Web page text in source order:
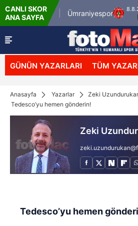
CANLI SKOR
ANA SAYFA
İstanbulspor Ümraniyespor
GÜNÜN YAZARLARI TÜM
Anasayfa Yazarlar
Zeki
Tedesco’yu hemen gönderin!
Zeki
Tedesco’yu hemen